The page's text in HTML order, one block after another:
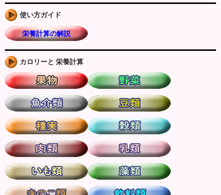
使い方ガイド
栄養計算の解説
カロリーと 栄養計算